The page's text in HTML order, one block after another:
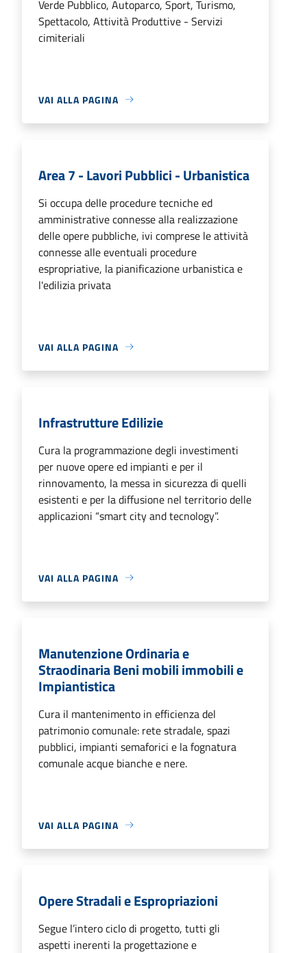
Verde Pubblico, Autoparco, Sport, Turismo,
Spettacolo, Attività Produttive - Servizi
cimiteriali
VAI ALLA PAGINA
Area 7 - Lavori Pubblici - Urbanistica
Si occupa delle procedure tecniche ed
amministrative connesse alla realizzazione
delle opere pubbliche, ivi comprese le attività
connesse alle eventuali procedure
espropriative, la pianificazione urbanistica e
l'edilizia privata
VAI ALLA PAGINA
Infrastrutture Edilizie
Cura la programmazione degli investimenti
per nuove opere ed impianti e per il
rinnovamento, la messa in sicurezza di quelli
esistenti e per la diffusione nel territorio delle
applicazioni “smart city and tecnology”.
VAI ALLA PAGINA
Manutenzione Ordinaria e
Straodinaria Beni mobili immobili e
Impiantistica
Cura il mantenimento in efficienza del
patrimonio comunale: rete stradale, spazi
pubblici, impianti semaforici e la fognatura
comunale acque bianche e nere.
VAI ALLA PAGINA
Opere Stradali e Espropriazioni
Segue l’intero ciclo di progetto, tutti gli
aspetti inerenti la progettazione e